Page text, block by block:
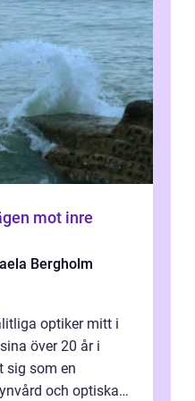
mot inre
Bergholm
optiker mitt i
över 20 år i
sig som en
och optiska